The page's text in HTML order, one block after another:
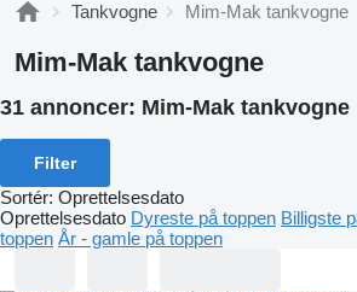
Tankvogne Mim-Mak tankvogne
Mim-Mak tankvogne
31 annoncer: Mim-Mak tankvogne
Filter
Sortér: Oprettelsesdato
Oprettelsesdato Dyreste på toppen Billigste
toppen År - gamle på toppen